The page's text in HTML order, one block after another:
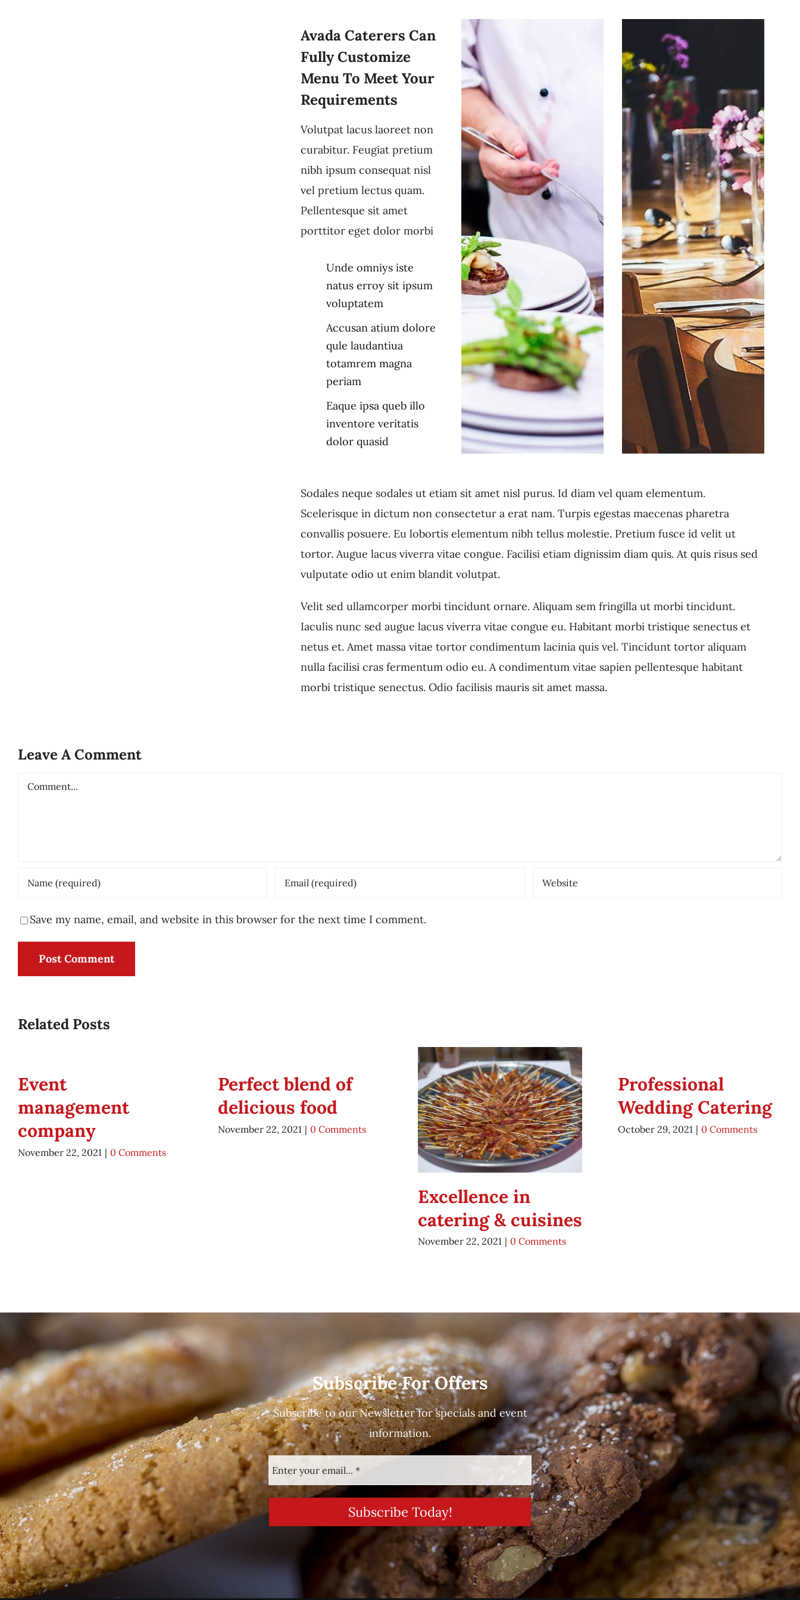
Avada Caterers Can
Fully Customize
Menu To Meet Your
Requirements
Volutpat lacus laoreet non
curabitur. Feugiat pretium
nibh ipsum consequat nisl
vel pretium lectus quam.
Pellentesque sit amet
porttitor eget dolor morbi
Unde omniys iste
natus erroy sit ipsum
voluptatem
Accusan atium dolore
qule laudantiua
totamrem magna
periam
Eaque ipsa queb illo
inventore veritatis
dolor quasid
Sodales neque sodales ut etiam sit amet nisl purus. Id diam vel quam elementum.
Scelerisque in dictum non consectetur a erat nam. Turpis egestas maecenas pharetra
convallis posuere. Eu lobortis elementum nibh tellus molestie. Pretium fusce id velit ut
tortor. Augue lacus viverra vitae congue. Facilisi etiam dignissim diam quis. At quis risus sed
vulputate odio ut enim blandit volutpat.
Velit sed ullamcorper morbi tincidunt ornare. Aliquam sem fringilla ut morbi tincidunt.
Iaculis nunc sed augue lacus viverra vitae congue eu. Habitant morbi tristique senectus et
netus et. Amet massa vitae tortor condimentum lacinia quis vel. Tincidunt tortor aliquam
nulla facilisi cras fermentum odio eu. A condimentum vitae sapien pellentesque habitant
morbi tristique senectus. Odio facilisis mauris sit amet massa.
Leave A Comment
Comment
Save my name, email, and website in this browser for the next time I comment.
Related Posts
Event
management
company
November 22, 2021 | 0 Comments
Perfect blend of
delicious food
November 22, 2021 | 0 Comments
Excellence in
catering & cuisines
November 22, 2021 | 0 Comments
Professional
Wedding Catering
October 29, 2021 | 0 Comments
Subscribe For Offers
Subscribe to our Newsletter for specials and event
information.